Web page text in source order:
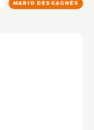
MARIO DESGAGNÉS